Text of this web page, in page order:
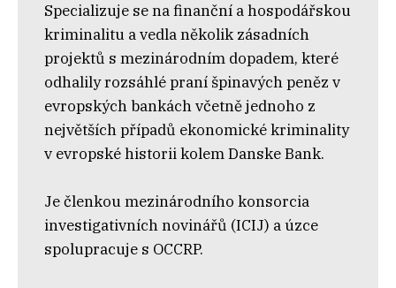
Specializuje se na finanční a hospodářskou
kriminalitu a vedla několik zásadních
projektů s mezinárodním dopadem, které
odhalily rozsáhlé praní špinavých peněz v
evropských bankách včetně jednoho z
největších případů ekonomické kriminality
v evropské historii kolem Danske Bank.
Je členkou mezinárodního konsorcia
investigativních novinářů (ICIJ) a úzce
spolupracuje s OCCRP.